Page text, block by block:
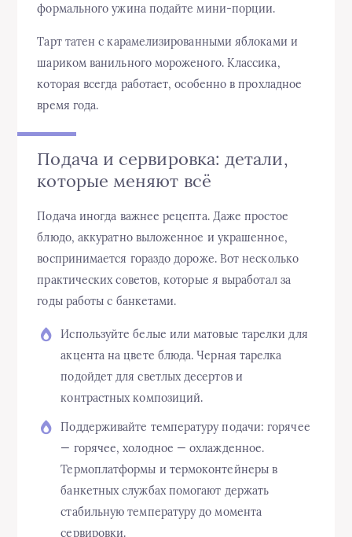
формального ужина подайте мини-порции.
Тарт татен с карамелизированными яблоками и
шариком ванильного мороженого. Классика,
которая всегда работает, особенно в прохладное
время года.
Подача и сервировка: детали,
которые меняют всё
Подача иногда важнее рецепта. Даже простое
блюдо, аккуратно выложенное и украшенное,
воспринимается гораздо дороже. Вот несколько
практических советов, которые я выработал за
годы работы с банкетами.
Используйте белые или матовые тарелки для
акцента на цвете блюда. Черная тарелка
подойдет для светлых десертов и
контрастных композиций.
Поддерживайте температуру подачи: горячее
— горячее, холодное — охлажденное.
Термоплатформы и термоконтейнеры в
банкетных службах помогают держать
стабильную температуру до момента
сервировки.